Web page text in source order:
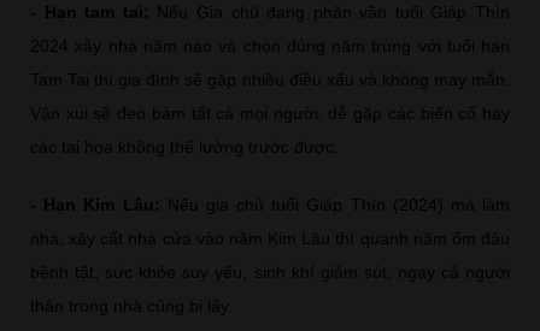
- Hạn tam tai:
Nếu Gia chủ đang phân vân tuổi Giáp Thìn
2024 xây nhà năm nào và chọn đúng năm trùng với tuổi hạn
Tam Tai thì gia đình sẽ gặp nhiều điều xấu và không may mắn.
Vận xui sẽ đeo bám tất cả mọi người, dễ gặp các biến cố hay
các tai họa không thể lường trước được.
- Hạn Kim Lâu: Nếu gia chủ tuổi Giáp Thìn (2024) mà làm
nhà, xây cất nhà cửa vào năm Kim Lâu thì quanh năm ốm đâu
bệnh tật, sức khỏe suy yếu, sinh khí giảm sút, ngay cả người
thân trong nhà cũng bị lây.